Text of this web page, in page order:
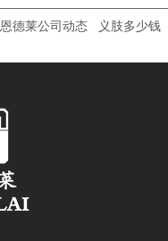
恩德莱公司动态 义肢多少钱